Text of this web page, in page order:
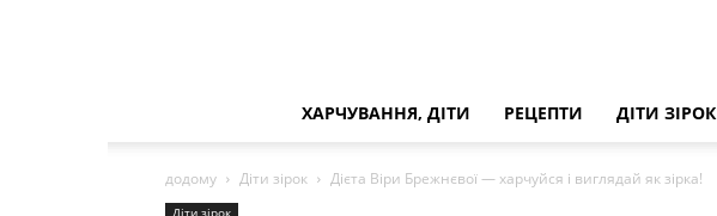
ХАРЧУВАННЯ, ДІТИ РЕЦЕПТИ ДІТИ ЗІРОК
додому Діти зірок Дієта Віри Брежнєвої — харчуйся і виглядай як зірка!
Діти зірок